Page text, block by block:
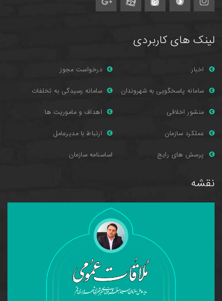
لینک های کاربردی
اخبار
درخواست مجوز
سامانه پاسخگویی به شهروندان
سامانه رسیدگی به تخلفات
منشور اخلاقی
اهداف و ماموریت ها
عملکرد سازمان
ارتباط با مدیرعامل
پرسش های رایج اساسنامه سازمان
نقشه